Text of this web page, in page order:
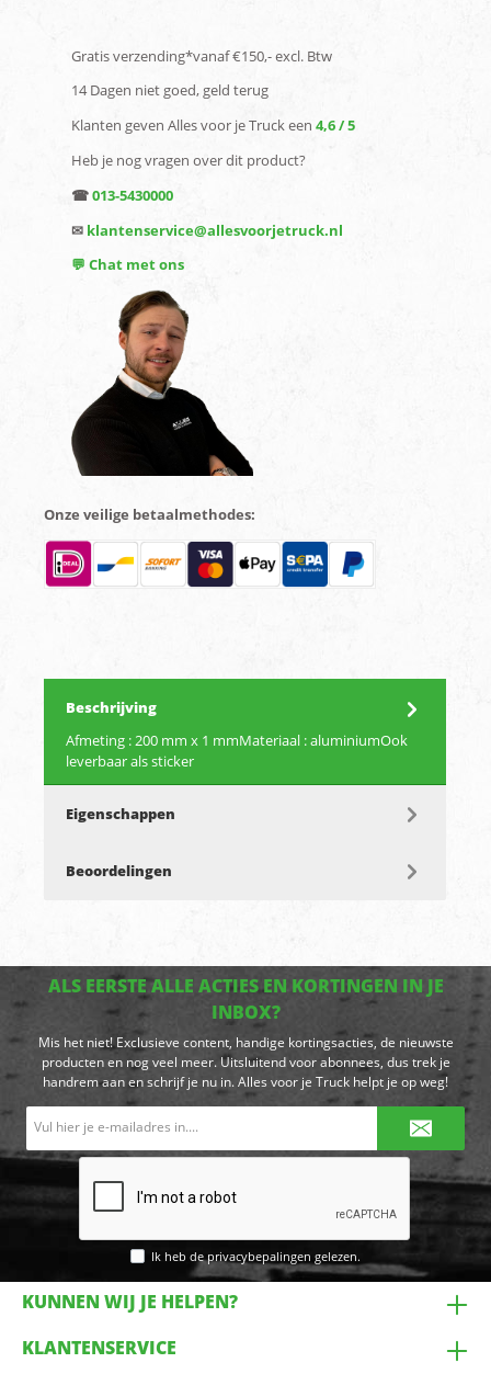
Gratis verzending*vanaf €150,- excl. Btw
14 Dagen niet goed, geld terug
Klanten geven Alles voor je Truck een 4,6 / 5
Heb je nog vragen over dit product?
☎013-5430000
✉ klantenservice@allesvoorjetruck.nl
💬 Chat met ons
Onze veilige betaalmethodes:
Beschrijving
Afmeting : 200 mm x 1 mmMateriaal : aluminiumOok
leverbaar als sticker
Eigenschappen
Beoordelingen
ALS EERSTE ALLE ACTIES EN KORTINGEN IN JE
INBOX?
Mis het niet! Exclusieve content, handige kortingsacties, de nieuwste
producten en nog veel meer. Uitsluitend voor abonnees, dus trek je
handrem aan en schrijf je nu in. Alles voor je Truck helpt je op weg!
Ik heb deprivacybepalingen gelezen.
KUNNEN WIJ JE HELPEN?
KLANTENSERVICE